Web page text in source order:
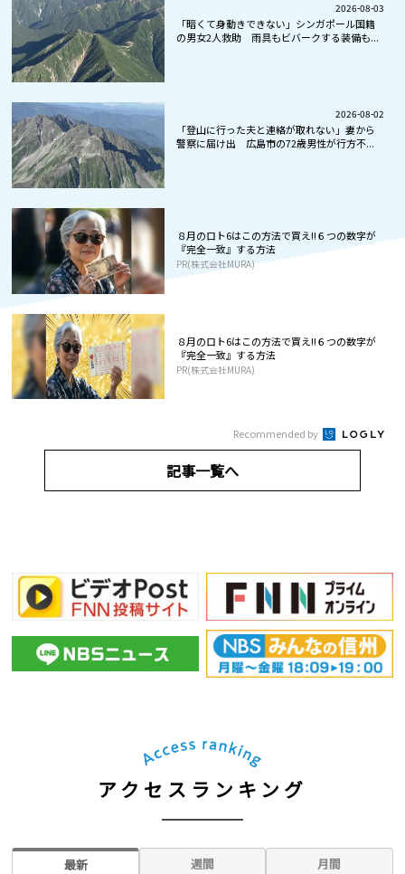
2026-08-03
「暗くて身動きできない」シンガポール国籍
の男女2人救助 雨具もビバークする装備も...
2026-08-02
「登山に行った夫と連絡が取れない」妻から
警察に届け出 広島市の72歳男性が行方不...
８月のロト6はこの方法で買え!!６つの数字が
『完全一致』する方法
PR(株式会社MURA)
８月のロト6はこの方法で買え!!６つの数字が
『完全一致』する方法
PR(株式会社MURA)
Recommended by
記事一覧へ
アクセスランキング
最新 週間 月間